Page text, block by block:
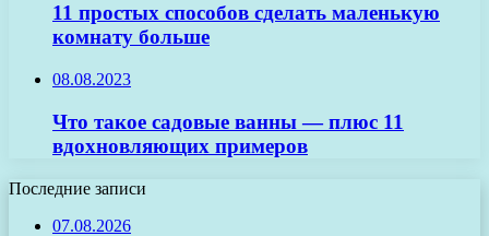
11 простых способов сделать маленькую
комнату больше
08.08.2023
Что такое садовые ванны — плюс 11
вдохновляющих примеров
Последние записи
07.08.2026